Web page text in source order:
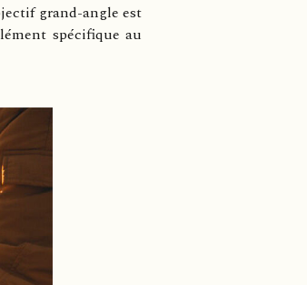
grand-angle est
spécifique au